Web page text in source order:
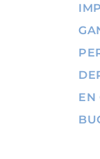
EN